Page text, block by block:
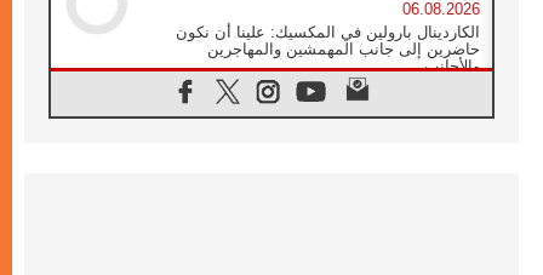
06.08.2026
الكاردينال بارولين في المكسيك: علينا أن نكون
حاضرين إلى جانب المهمشين والمهاجرين
والأجانب
البابا لاوُن الرابع عشر للشباب في أسيزي: